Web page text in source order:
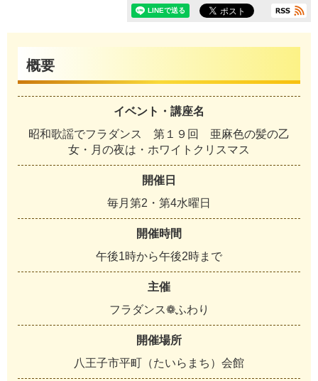
概要
イベント・講座名
昭和歌謡でフラダンス 第１９回 亜麻色の髪の乙
女・月の夜は・ホワイトクリスマス
開催日
毎月第2・第4水曜日
開催時間
午後1時から午後2時まで
主催
フラダンス❁ふわり
開催場所
八王子市平町（たいらまち）会館